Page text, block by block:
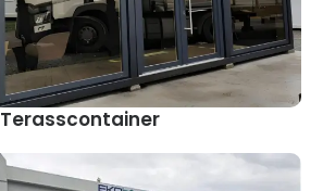
Terasscontainer